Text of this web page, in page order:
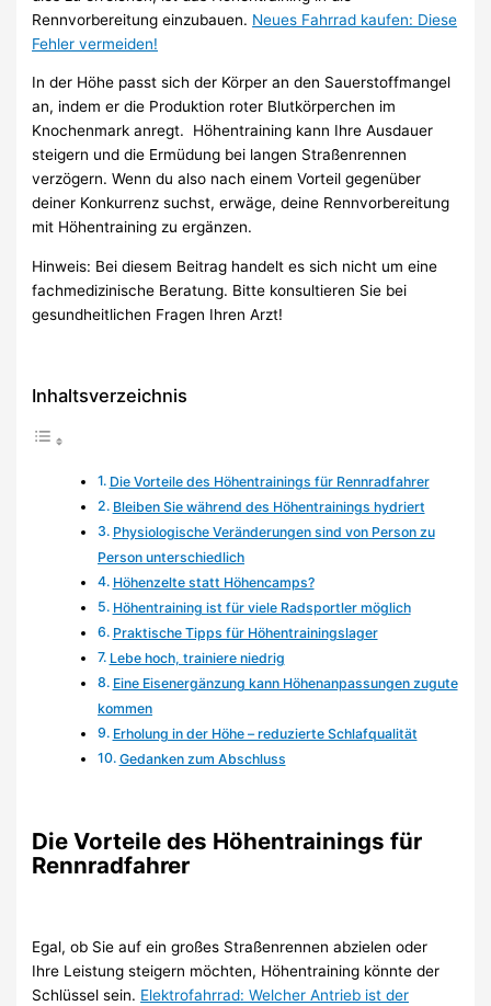
Rennvorbereitung einzubauen. Neues Fahrrad kaufen: Diese
Fehler vermeiden!
In der Höhe passt sich der Körper an den Sauerstoffmangel
an, indem er die Produktion roter Blutkörperchen im
Knochenmark anregt. Höhentraining kann Ihre Ausdauer
steigern und die Ermüdung bei langen Straßenrennen
verzögern. Wenn du also nach einem Vorteil gegenüber
deiner Konkurrenz suchst, erwäge, deine Rennvorbereitung
mit Höhentraining zu ergänzen.
Hinweis: Bei diesem Beitrag handelt es sich nicht um eine
fachmedizinische Beratung. Bitte konsultieren Sie bei
gesundheitlichen Fragen Ihren Arzt!
Inhaltsverzeichnis
Die Vorteile des Höhentrainings für Rennradfahrer
Bleiben Sie während des Höhentrainings hydriert
Physiologische Veränderungen sind von Person zu
Person unterschiedlich
Höhenzelte statt Höhencamps?
Höhentraining ist für viele Radsportler möglich
Praktische Tipps für Höhentrainingslager
Lebe hoch, trainiere niedrig
Eine Eisenergänzung kann Höhenanpassungen zugute
kommen
Erholung in der Höhe – reduzierte Schlafqualität
Gedanken zum Abschluss
Die Vorteile des Höhentrainings für
Rennradfahrer
Egal, ob Sie auf ein großes Straßenrennen abzielen oder
Ihre Leistung steigern möchten, Höhentraining könnte der
Schlüssel sein. Elektrofahrrad: Welcher Antrieb ist der